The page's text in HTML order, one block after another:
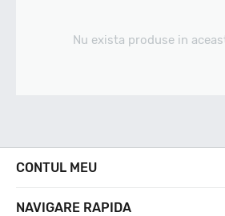
Nu exista produse in
CONTUL MEU
NAVIGARE RAPIDA